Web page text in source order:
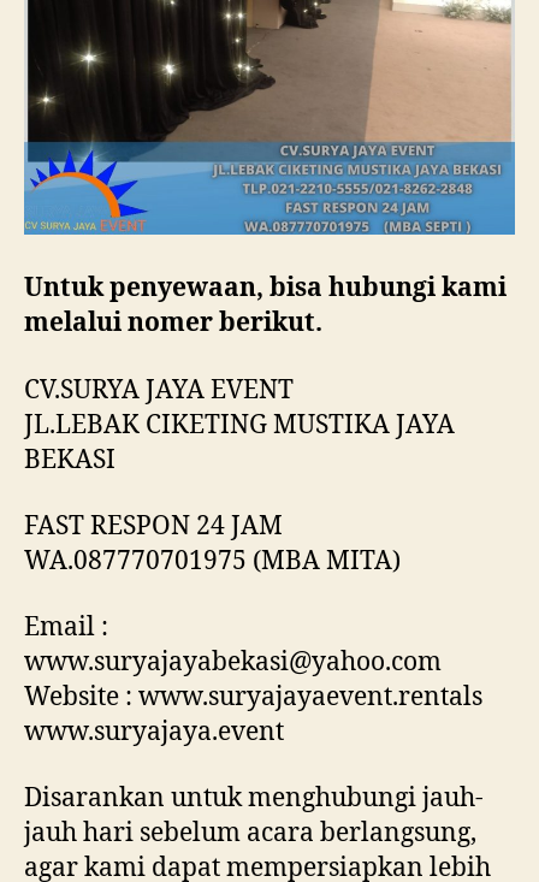
Untuk penyewaan, bisa hubungi kami
melalui nomer berikut.
CV.SURYA JAYA EVENT
JL.LEBAK CIKETING MUSTIKA JAYA
BEKASI
FAST RESPON 24 JAM
WA.087770701975 (MBA MITA)
Email :
www.suryajayabekasi@yahoo.com
Website : www.suryajayaevent.rentals
www.suryajaya.event
Disarankan untuk menghubungi jauh-
jauh hari sebelum acara berlangsung,
agar kami dapat mempersiapkan lebih